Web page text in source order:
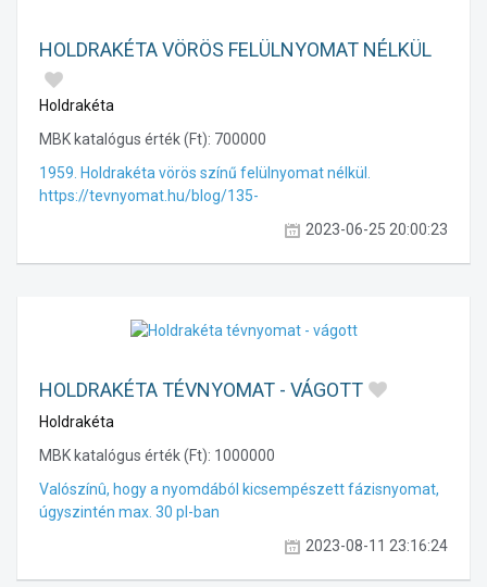
HOLDRAKÉTA VÖRÖS FELÜLNYOMAT NÉLKÜL
Holdrakéta
MBK katalógus érték (Ft): 700000
1959. Holdrakéta vörös színű felülnyomat nélkül.
https://tevnyomat.hu/blog/135-
2023-06-25 20:00:23
HOLDRAKÉTA TÉVNYOMAT - VÁGOTT
Holdrakéta
MBK katalógus érték (Ft): 1000000
Valószínû, hogy a nyomdából kicsempészett fázisnyomat,
úgyszintén max. 30 pl-ban
2023-08-11 23:16:24